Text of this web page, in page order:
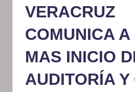
VERACRUZ
COMUNICA A
MAS INICIO
AUDITORÍA Y